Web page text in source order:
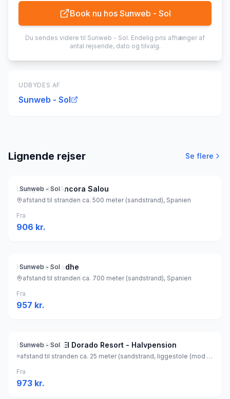
Book nu hos Sunweb - Sol
Du sendes videre til Sunweb - Sol. Endelig pris afhænger af
antal rejsende, dato og tilvalg.
UDBYDES AF
Sunweb - Sol
Lignende rejser Se flere
Sunweb - Sol
Lejligheder Ancora Salou
afstand til stranden ca. 500 meter (sandstrand), Spanien
Fra
906 kr.
Sunweb - Sol
Hotel htop Jadhe
afstand til stranden ca. 700 meter (sandstrand), Spanien
Fra
957 kr.
Sunweb - Sol
Hotel Estival El Dorado Resort - Halvpension
afstand til stranden ca. 25 meter (sandstrand, liggestole (mod betaling) , parasol (mod betaling) ), Spanien
Fra
973 kr.